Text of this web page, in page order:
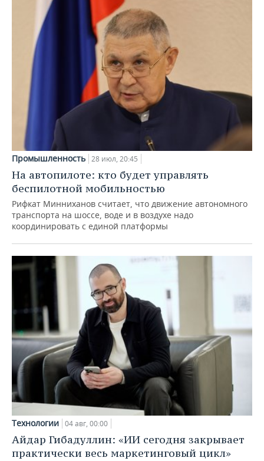
Промышленность 28 июл, 20:45
На автопилоте: кто будет управлять
беспилотной мобильностью
Рифкат Минниханов считает, что движение автономного
транспорта на шоссе, воде и в воздухе надо
координировать с единой платформы
Технологии 04 авг, 00:00
Айдар Гибадуллин: «ИИ сегодня закрывает
практически весь маркетинговый цикл»